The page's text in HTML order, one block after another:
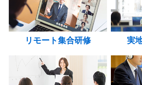
リモート集合研修 実